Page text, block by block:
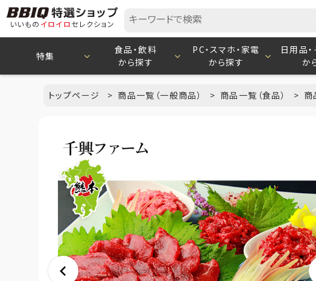
いいもの イロイロセレクション
特集
食品・飲料
から探す
PC・スマホ・家電
から探す
日用品
か
トップページ 商品一覧（一般商品） 商品一覧（食品） 商